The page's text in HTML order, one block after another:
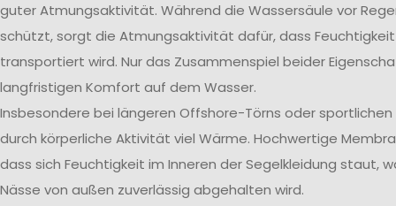
guter Atmungsaktivität. Während die Wassersäule vor
schützt, sorgt die Atmungsaktivität dafür, dass
transportiert wird. Nur das Zusammenspiel beider
langfristigen Komfort auf dem Wasser.
Insbesondere bei längeren Offshore-Törns oder
durch körperliche Aktivität viel Wärme. Hochwertige
dass sich Feuchtigkeit im Inneren der Segelkleidung staut,
Nässe von außen zuverlässig abgehalten wird.